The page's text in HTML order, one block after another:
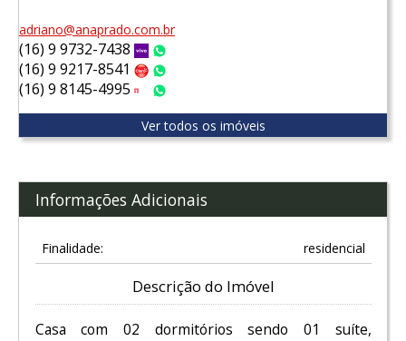
adriano@anaprado.com.br
(16) 9 9732-7438 Vivo
(16) 9 9217-8541 Claro
(16) 9 8145-4995 Tim
Ver todos os imóveis
Informações Adicionais
Finalidade: residencial
Descrição do Imóvel
Casa com 02 dormitórios sendo 01 suíte,